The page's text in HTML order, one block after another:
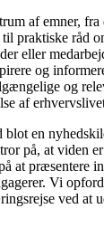
af emner, fra
praktiske råd
eller
og
og
af
blot en
på, at viden
at præsentere
Vi
ved at